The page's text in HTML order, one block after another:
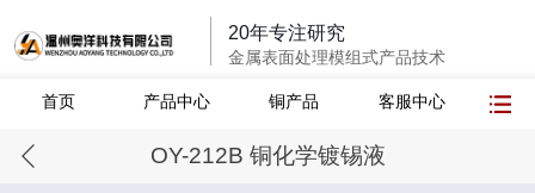
20年专注研究
金属表面处理模组式产品技术
首页 产品中心 铜产品 客服中心
OY-212B 铜化学镀锡液